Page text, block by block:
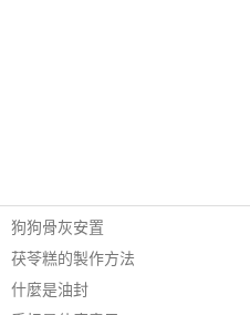
狗狗骨灰安置
茯苓糕的製作方法
什麼是油封